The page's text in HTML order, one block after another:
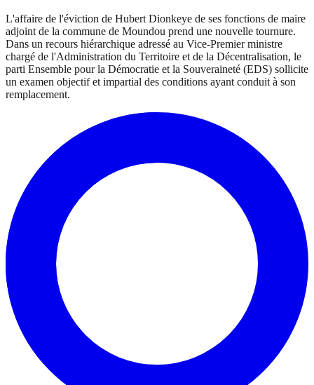
L'affaire de l'éviction de Hubert Dionkeye de ses fonctions de maire
adjoint de la commune de Moundou prend une nouvelle tournure.
Dans un recours hiérarchique adressé au Vice-Premier ministre
chargé de l'Administration du Territoire et de la Décentralisation, le
parti Ensemble pour la Démocratie et la Souveraineté (EDS) sollicite
un examen objectif et impartial des conditions ayant conduit à son
remplacement.